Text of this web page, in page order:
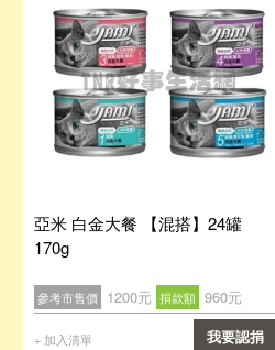
亞米 白金大餐 【混搭】24罐
170g
參考市售價 1200元 捐款額 960元
+ 加入清單 我要認捐